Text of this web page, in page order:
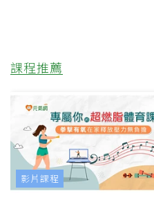
課程推薦
影片課程